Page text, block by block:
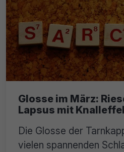
Glosse im März:
Lapsus mit
Die Glosse der
vielen spannenden